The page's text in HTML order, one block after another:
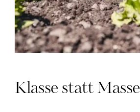
Klasse statt Masse